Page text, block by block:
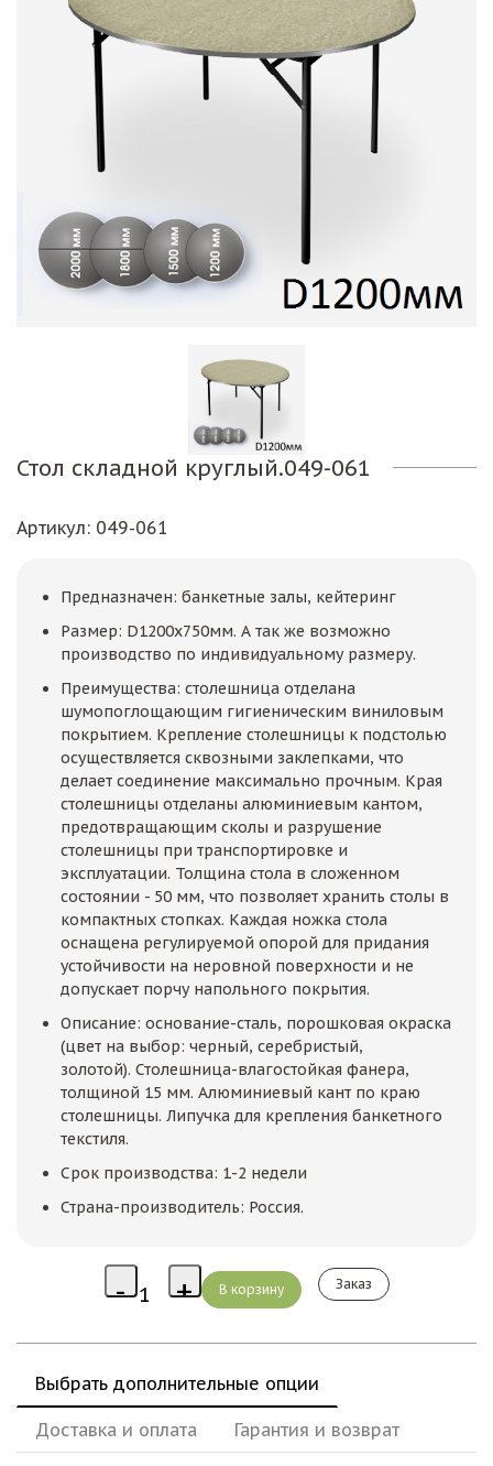
Стол складной круглый.049-061
Артикул: 049-061
Предназначен: банкетные залы, кейтеринг
Размер: D1200х750мм. А так же возможно
производство по индивидуальному размеру.
Преимущества: столешница отделана
шумопоглощающим гигиеническим виниловым
покрытием. Крепление столешницы к подстолью
осуществляется сквозными заклепками, что
делает соединение максимально прочным. Края
столешницы отделаны алюминиевым кантом,
предотвращающим сколы и разрушение
столешницы при транспортировке и
эксплуатации. Толщина стола в сложенном
состоянии - 50 мм, что позволяет хранить столы в
компактных стопках. Каждая ножка стола
оснащена регулируемой опорой для придания
устойчивости на неровной поверхности и не
допускает порчу напольного покрытия.
Описание: основание-сталь, порошковая окраска
(цвет на выбор: черный, серебристый,
золотой). Столешница-влагостойкая фанера,
толщиной 15 мм. Алюминиевый кант по краю
столешницы. Липучка для крепления банкетного
текстиля.
Срок производства: 1-2 недели
Страна-производитель: Россия.
Заказ
Выбрать дополнительные опции
Доставка и оплата Гарантия и возврат